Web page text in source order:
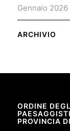
Gennaio 2026
ARCHIVIO
ORDINE
PROVINCIA